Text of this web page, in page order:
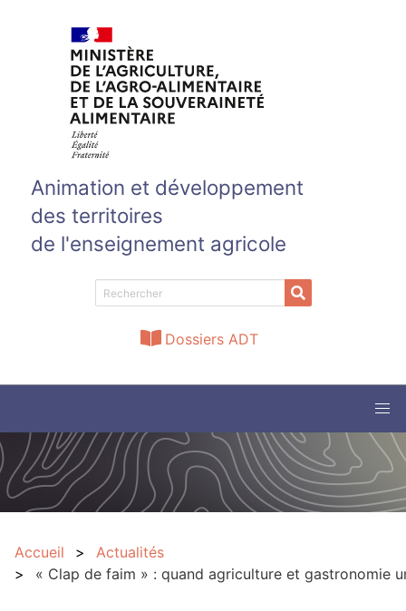
Animation et développement
des territoires
de l'enseignement agricole
Dossiers ADT
Accueil
Actualités
« Clap de faim » : quand agriculture et gastronomie